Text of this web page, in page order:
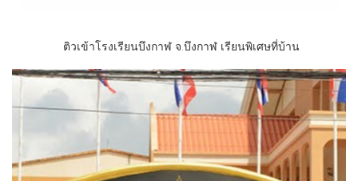
ติวเข้าโรงเรียนบึงกาฬ จ.บึงกาฬ เรียนพิเศษที่บ้าน